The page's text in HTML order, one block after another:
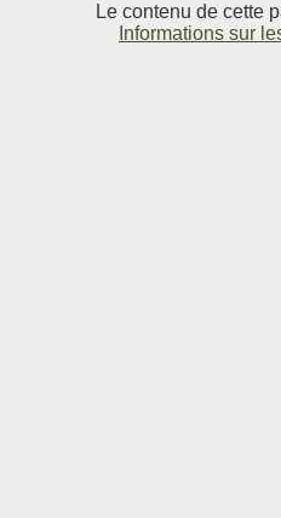
Le contenu de cette
Informations sur